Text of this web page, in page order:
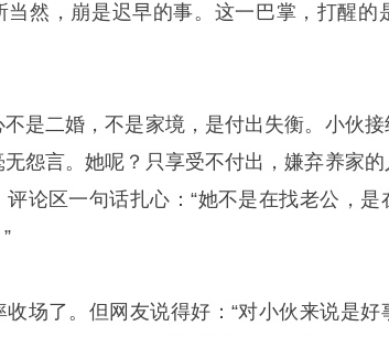
当然，崩是迟早的事。这一巴掌，打醒的
是二婚，不是家境，是付出失衡。小伙
怨言。她呢？只享受不付出，嫌弃养家
评论区一句话扎心：“她不是在找老公，
收场了。但网友说得好：“对小伙来说是